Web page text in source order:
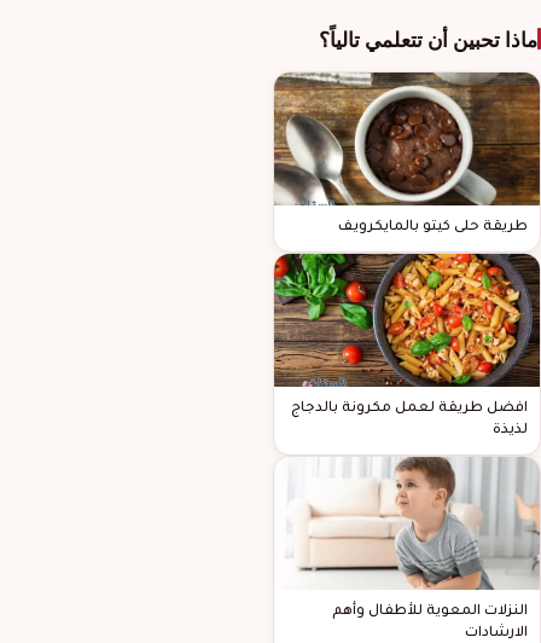
ماذا تحبين أن تتعلمي تالياً؟
طريقة حلى كيتو بالمايكرويف
افضل طريقة لعمل مكرونة بالدجاج
لذيذة
النزلات المعوية للأطفال وأهم
الارشادات